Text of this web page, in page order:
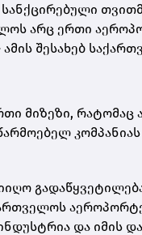
არც ერთი
ამის შესახებ
მიზეზი, რატომაც
და იმის